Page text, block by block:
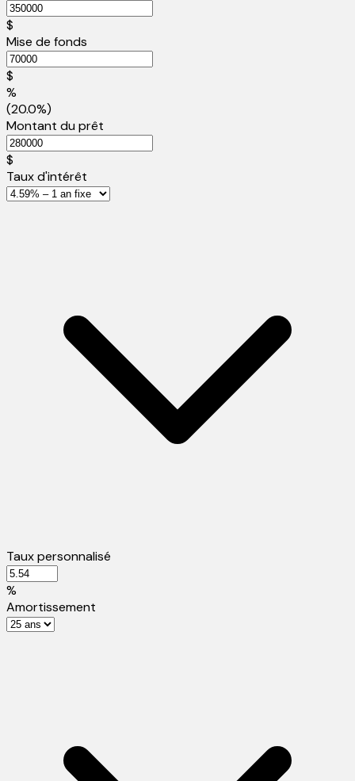
$
Mise de fonds
$
%
(20.0%)
Montant du prêt
$
Taux d'intérêt
Taux personnalisé
%
Amortissement